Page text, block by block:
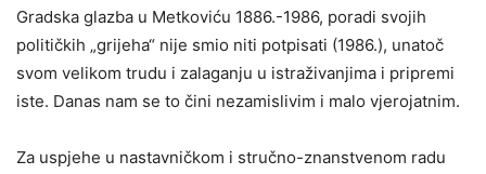
Gradska glazba u Metkoviću 1886.-1986, poradi svojih
političkih „grijeha“ nije smio niti potpisati (1986.), unatoč
svom velikom trudu i zalaganju u istraživanjima i pripremi
iste. Danas nam se to čini nezamislivim i malo vjerojatnim.
Za uspjehe u nastavničkom i stručno-znanstvenom radu